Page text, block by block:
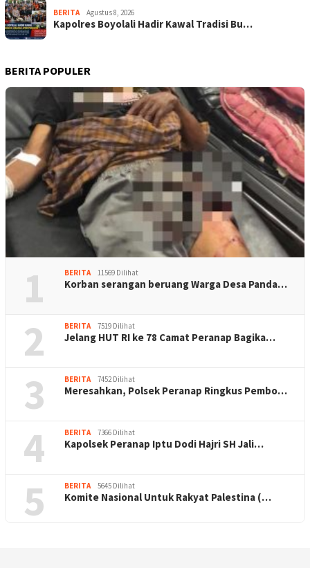
BERITA Agustus 8, 2026
Kapolres Boyolali Hadir Kawal Tradisi Bu…
BERITA POPULER
1 BERITA 11569 Dilihat
Korban serangan beruang Warga Desa Panda…
2 BERITA 7519 Dilihat
Jelang HUT RI ke 78 Camat Peranap Bagika…
3 BERITA 7452 Dilihat
Meresahkan, Polsek Peranap Ringkus Pembo…
4 BERITA 7366 Dilihat
Kapolsek Peranap Iptu Dodi Hajri SH Jali…
5 BERITA 5645 Dilihat
Komite Nasional Untuk Rakyat Palestina (…